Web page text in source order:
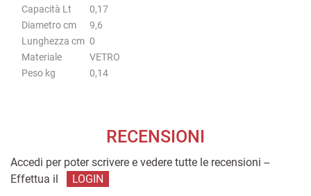
Capacità Lt
0,17
Diametro cm
9,6
Lunghezza cm 0
Materiale
VETRO
Peso kg
0,14
RECENSIONI
Accedi per poter scrivere e vedere tutte le recensioni --
Effettua il
LOGIN